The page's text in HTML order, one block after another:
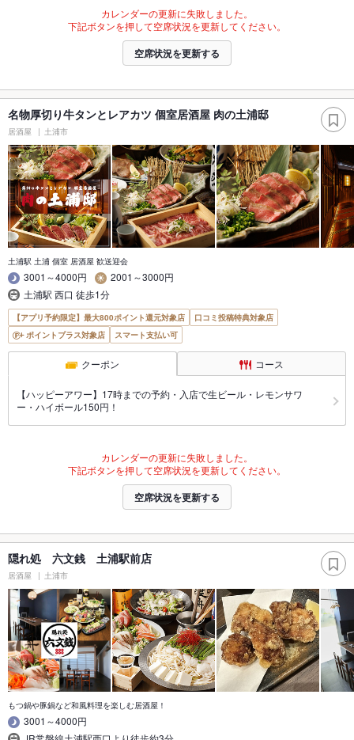
カレンダーの更新に失敗しました。
下記ボタンを押して空席状況を更新してください。
空席状況を更新する
名物厚切り牛タンとレアカツ 個室居酒屋 肉の土浦邸
居酒屋 土浦市
土浦駅 土浦 個室 居酒屋 歓送迎会
3001～4000円
2001～3000円
土浦駅 西口 徒歩1分
【アプリ予約限定】最大800ポイント還元対象店
口コミ投稿特典対象店
ポイントプラス対象店
スマート支払い可
クーポン コース
【ハッピーアワー】17時までの予約・入店で生ビール・レモンサワ
ー・ハイボール150円！
カレンダーの更新に失敗しました。
下記ボタンを押して空席状況を更新してください。
空席状況を更新する
隠れ処 六文銭 土浦駅前店
居酒屋 土浦市
もつ鍋や豚鍋など和風料理を楽しむ居酒屋！
3001～4000円